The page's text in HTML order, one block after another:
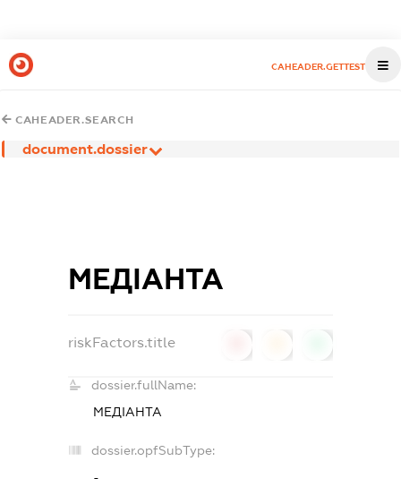
CAHEADER.GETTEST
CAHEADER.SEARCH
document.dossier
МЕДІАНТА
riskFactors.title
dossier.fullName:
МЕДІАНТА
dossier.opfSubType:
-